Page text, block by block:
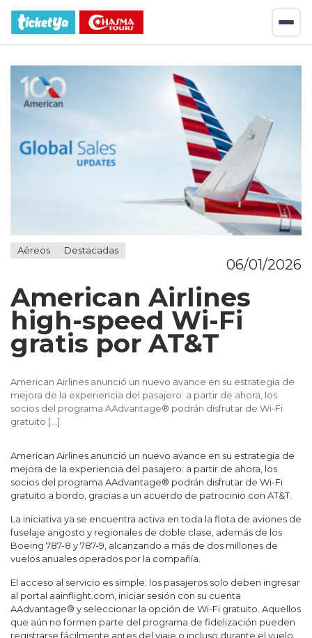
Aéreos Destacadas
06/01/2026
American Airlines
high-speed Wi-Fi
gratis por AT&T
American Airlines anunció un nuevo avance en su estrategia de
mejora de la experiencia del pasajero: a partir de ahora, los
socios del programa AAdvantage® podrán disfrutar de Wi-Fi
gratuito […]
American Airlines anunció un nuevo avance en su estrategia de
mejora de la experiencia del pasajero: a partir de ahora, los
socios del programa AAdvantage® podrán disfrutar de Wi-Fi
gratuito a bordo, gracias a un acuerdo de patrocinio con AT&T.
La iniciativa ya se encuentra activa en toda la flota de aviones de
fuselaje angosto y regionales de doble clase, además de los
Boeing 787-8 y 787-9, alcanzando a más de dos millones de
vuelos anuales operados por la compañía.
El acceso al servicio es simple: los pasajeros solo deben ingresar
al portal aainflight.com, iniciar sesión con su cuenta
AAdvantage® y seleccionar la opción de Wi-Fi gratuito. Aquellos
que aún no formen parte del programa de fidelización pueden
registrarse fácilmente antes del viaje o incluso durante el vuelo.